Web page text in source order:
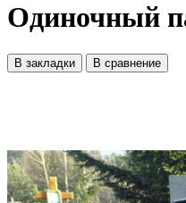
Одиночный
В закладки В сравнение